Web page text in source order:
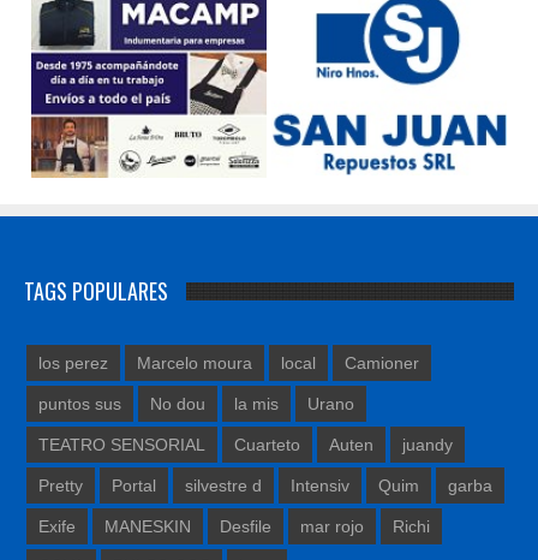
TAGS POPULARES
los perez Marcelo moura local Camioner
puntos sus No dou la mis Urano
TEATRO SENSORIAL Cuarteto Auten juandy
Pretty Portal silvestre d Intensiv Quim garba
Exife MANESKIN Desfile mar rojo Richi